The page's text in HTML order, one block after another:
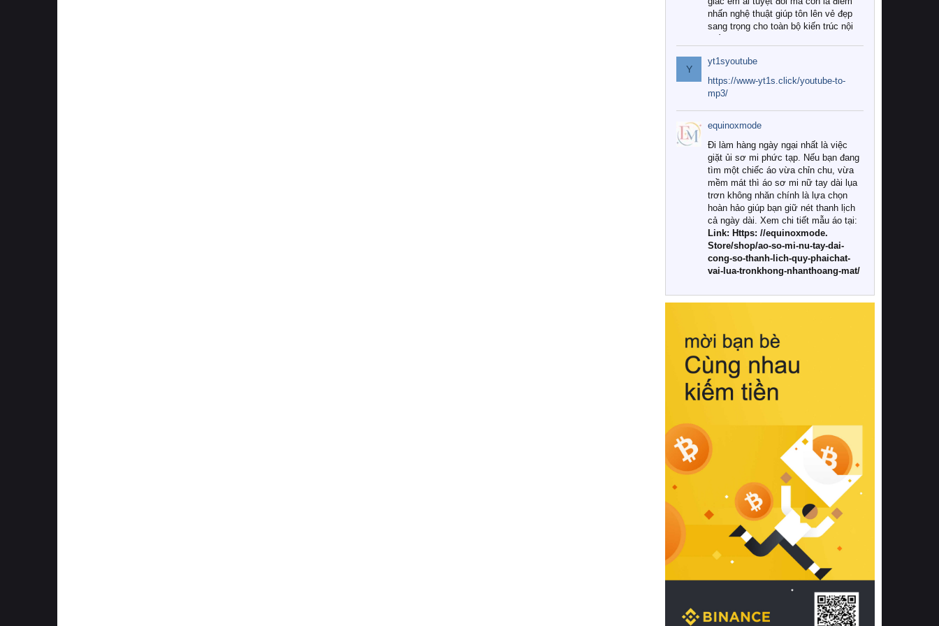
nhấn nghệ thuật giúp tôn lên vẻ đẹp
sang trọng cho toàn bộ kiến trúc nội
Tuy nhiên, giữa thị trường đa dạng
với vô vàn thương hiệu và mẫu mã
như hiện nay, làm thế nào để chọn
được những bộ chăn ga gối đệm cao
cấp thực sự chất lượng, phù hợp với
khí hậu và nhu cầu sử dụng của gia
đình? Hãy cùng chúng tôi đi tìm lời
giải đáp chi tiết qua bài viết dưới đây.
1. Tại sao các gia đình hiện đại lại ưa
chuộng chăn ga gối đệm cao cấp?
Khác với các dòng sản phẩm thông
thường, những bộ chăn ga gối đệm
cao cấp trải qua quy trình sản xuất
nghiêm ngặt từ khâu chọn lọc nguyên
liệu tự nhiên đến công nghệ dệt
nhuộm hiện đại không chứa hóa chất
này, bạn sẽ cảm nhận rõ rệt sự khác
hồi chuẩn xác của phần đệm nâng đỡ
cột sống.
Bên cạnh đó, việc lựa chọn các dòng
sản phẩm đạt chuẩn chất lượng quốc
tế còn giúp ngăn ngừa tình trạng kích
khuẩn và nấm mốc trong điều kiện
thời tiết nóng ẩm. Bạn có thể tìm hiểu
thêm các nghiên cứu khoa học về tác
động của giấc ngủ và môi trường
phòng ngủ đối với sức khỏe con
người tại Sleep Foundation (External
Link) để có cái nhìn toàn diện hơn.
2. Các tiêu chí vàng khi lựa chọn
chăn ga gối đệm cao cấp cho phòng
ngủ
Để sở hữu một bộ chăn ga gối đệm
cao cấp hoàn hảo cả về thẩm mỹ lẫn
công năng, người tiêu dùng cần cân
nhắc kỹ lưỡng các tiêu chí quan trọng
Y
yt1syoutube
https://www-yt1s.click/youtube-to-
mp3/
equinoxmode
Đi làm hàng ngày ngại nhất là việc
giặt ủi sơ mi phức tạp. Nếu bạn đang
tìm một chiếc áo vừa chỉn chu, vừa
mềm mát thì áo sơ mi nữ tay dài lụa
trơn không nhăn chính là lựa chọn
hoàn hảo giúp bạn giữ nét thanh lịch
cả ngày dài. Xem chi tiết mẫu áo tại:
Link: Https: //equinoxmode.
Store/shop/ao-so-mi-nu-tay-dai-
cong-so-thanh-lich-quy-phaichat-
vai-lua-tronkhong-nhanthoang-mat/